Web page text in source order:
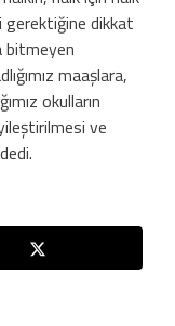
gerektiğine dikkat
bitmeyen
maaşlara,
okulların
ve